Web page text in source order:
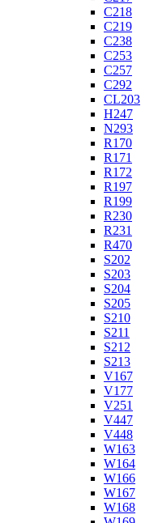
C218
C219
C238
C253
C257
C292
CL203
H247
N293
R170
R171
R172
R197
R199
R230
R231
R470
S202
S203
S204
S205
S210
S211
S212
S213
V167
V177
V251
V447
V448
W163
W164
W166
W167
W168